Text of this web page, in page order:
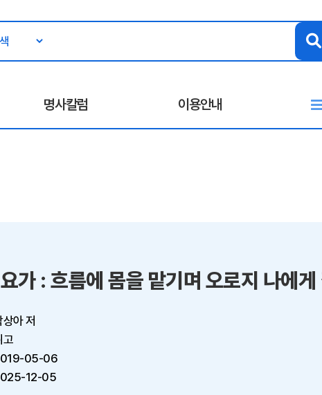
명사칼럼 이용안내
가 : 흐름에 몸을 맡기며 오로지 나에게
상아 저
고
05-06
12-05